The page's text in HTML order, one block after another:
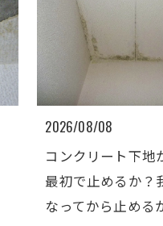
2026/08/08
コンクリート下地
最初で止めるか？
なってから止める